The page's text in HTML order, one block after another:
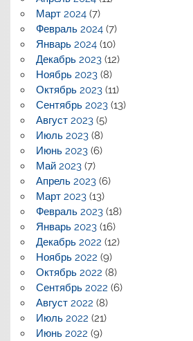
Март 2024(7)
Февраль 2024(7)
Январь 2024(10)
Декабрь 2023(12)
Ноябрь 2023(8)
Октябрь 2023(11)
Сентябрь 2023(13)
Август 2023(5)
Июль 2023(8)
Июнь 2023(6)
Май 2023(7)
Апрель 2023(6)
Март 2023(13)
Февраль 2023(18)
Январь 2023(16)
Декабрь 2022 (12)
Ноябрь 2022 (9)
Октябрь 2022 (8)
Сентябрь 2022 (6)
Август 2022 (8)
Июль 2022 (21)
Июнь 2022 (9)